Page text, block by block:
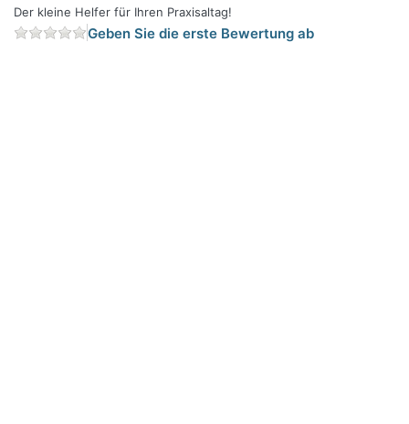
Der kleine Helfer für Ihren Praxisaltag!
Geben Sie die erste Bewertung ab